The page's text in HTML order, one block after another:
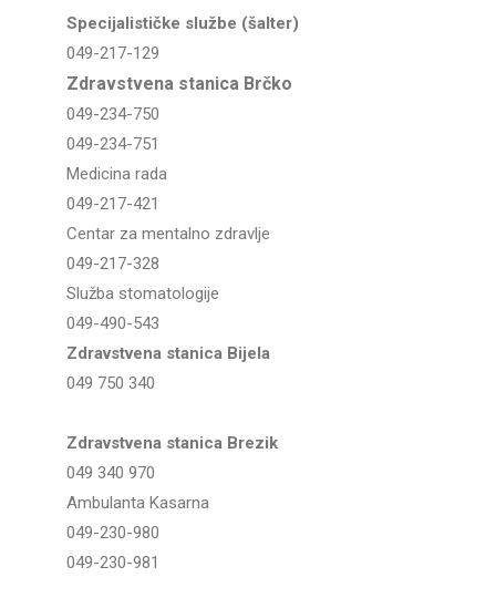
Specijalističke službe (šalter)
049-217-129
Zdravstvena stanica Brčko
049-234-750
049-234-751
Medicina rada
049-217-421
Centar za mentalno zdravlje
049-217-328
Služba stomatologije
049-490-543
Zdravstvena stanica Bijela
049 750 340
Zdravstvena stanica Brezik
049 340 970
Ambulanta Kasarna
049-230-980
049-230-981